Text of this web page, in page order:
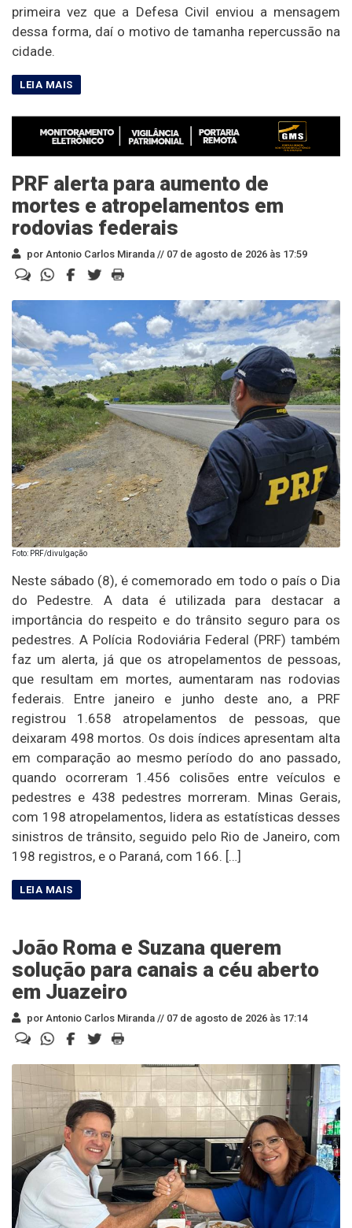
primeira vez que a Defesa Civil enviou a mensagem
dessa forma, daí o motivo de tamanha repercussão na
cidade.
PRF alerta para aumento de
mortes e atropelamentos em
rodovias federais
por Antonio Carlos Miranda // 07 de agosto de 2026 às 17:59
Foto: PRF/divulgação
Neste sábado (8), é comemorado em todo o país o Dia
do Pedestre. A data é utilizada para destacar a
importância do respeito e do trânsito seguro para os
pedestres. A Polícia Rodoviária Federal (PRF) também
faz um alerta, já que os atropelamentos de pessoas,
que resultam em mortes, aumentaram nas rodovias
federais. Entre janeiro e junho deste ano, a PRF
registrou 1.658 atropelamentos de pessoas, que
deixaram 498 mortos. Os dois índices apresentam alta
em comparação ao mesmo período do ano passado,
quando ocorreram 1.456 colisões entre veículos e
pedestres e 438 pedestres morreram. Minas Gerais,
com 198 atropelamentos, lidera as estatísticas desses
sinistros de trânsito, seguido pelo Rio de Janeiro, com
198 registros, e o Paraná, com 166. […]
João Roma e Suzana querem
solução para canais a céu aberto
em Juazeiro
por Antonio Carlos Miranda // 07 de agosto de 2026 às 17:14